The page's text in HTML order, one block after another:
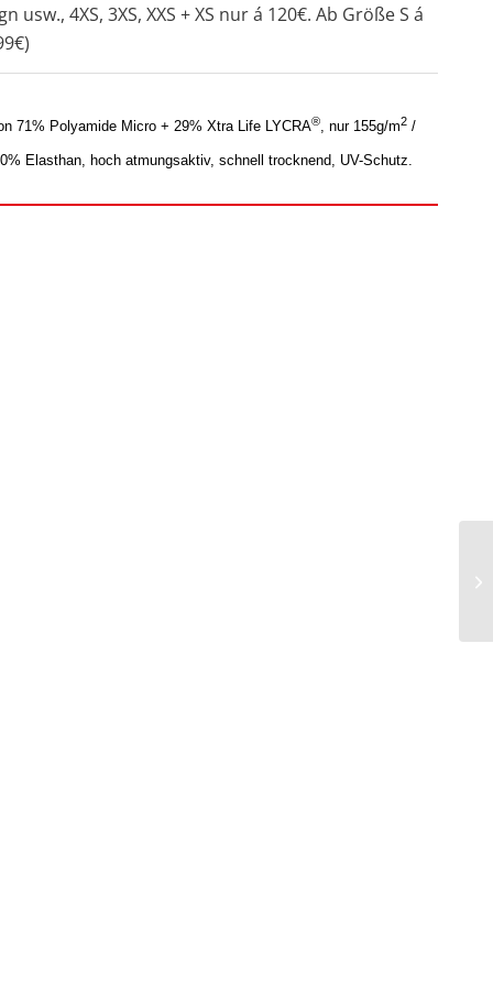
4XS, 3XS, XXS + XS nur á 120€. Ab Größe S á
71% Polyamide Micro + 29% Xtra Life LYCRA®, nur 155g/m2 /
Elasthan, hoch atmungsaktiv, schnell trocknend, UV-Schutz.